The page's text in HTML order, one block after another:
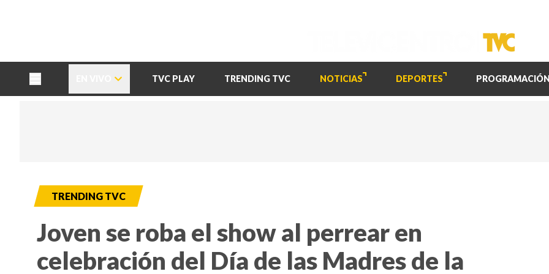
TVC PLAY TRENDING TVC NOTICIAS DEPORTES PROGRAMACIÓN
TRENDING TVC
Joven se roba el show al perrear en
celebración del Día de las Madres de la